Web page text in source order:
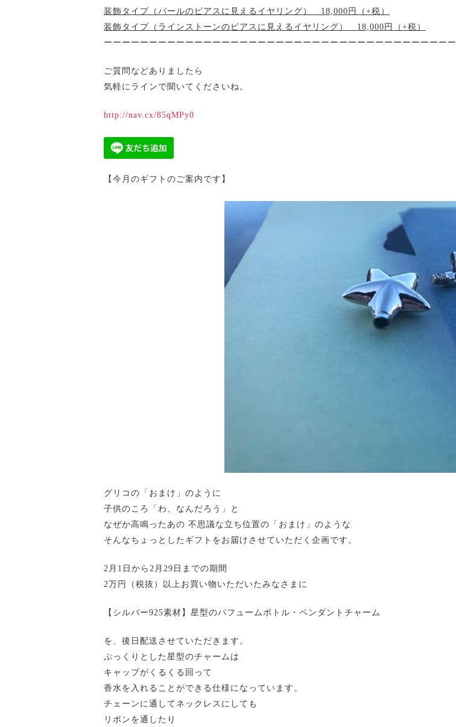
装飾タイプ（パールのピアスに見えるイヤリング） 18,000円（+税）
装飾タイプ（ラインストーンのピアスに見えるイヤリング） 18,000円（+税）
ーーーーーーーーーーーーーーーーーーーーーーーーーーーーーーーーーーーーーーー
ご質問などありましたら
気軽にラインで聞いてくださいね。
http://nav.cx/85qMPy0
【今月のギフトのご案内です】
グリコの「おまけ」のように
子供のころ「わ、なんだろう」と
なぜか高鳴ったあの 不思議な立ち位置の「おまけ」のような
そんなちょっとしたギフトをお届けさせていただく企画です。
2月1日から2月29日までの期間
2万円（税抜）以上お買い物いただいたみなさまに
【シルバー925素材】星型のパフュームボトル・ペンダントチャーム
を、後日配送させていただきます。
ぷっくりとした星型のチャームは
キャップがくるくる回って
香水を入れることができる仕様になっています。
チェーンに通してネックレスにしても
リボンを通したり